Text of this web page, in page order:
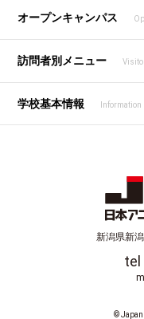
オープンキャンパス
訪問者別メニュー
学校基本情報 Information
新潟県新
tel
© Japan